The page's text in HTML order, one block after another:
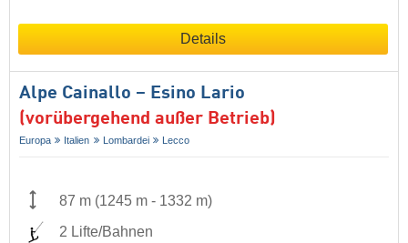
Details
Alpe Cainallo – Esino Lario
(vorübergehend außer Betrieb)
Europa Italien Lombardei Lecco
87 m (1245 m - 1332 m)
2 Lifte/Bahnen